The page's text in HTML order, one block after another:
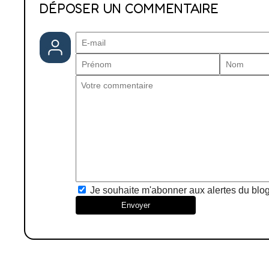
DÉPOSER UN COMMENTAIRE
Je souhaite m'abonner aux alertes du
Envoyer